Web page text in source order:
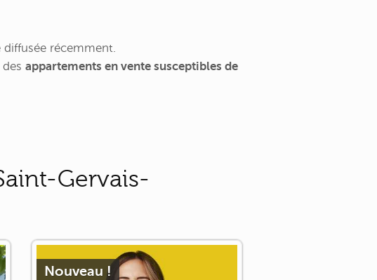
récemment.
appartements en vente susceptibles de
Gervais-
Nouveau !